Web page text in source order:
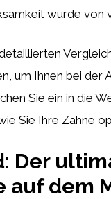
wurde von
um Ihnen bei der
Sie ein in die
Sie Ihre Zähne
Der
auf dem